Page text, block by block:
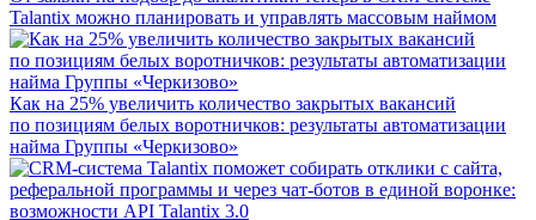
Talantix можно планировать и управлять массовым наймом
Как на 25% увеличить количество закрытых вакансий
по позициям белых воротничков: результаты автоматизации
найма Группы «Черкизово»